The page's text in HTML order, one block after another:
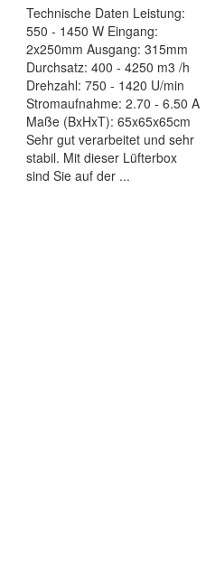
Technische Daten Leistung:
550 - 1450 W Eingang:
2x250mm Ausgang: 315mm
Durchsatz: 400 - 4250 m3 /h
Drehzahl: 750 - 1420 U/min
Stromaufnahme: 2.70 - 6.50 A
Maße (BxHxT): 65x65x65cm
Sehr gut verarbeitet und sehr
stabil. Mit dieser Lüfterbox
sind Sie auf der ...